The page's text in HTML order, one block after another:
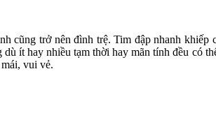
cũng trở nên đình trệ. Tim đập nhanh
ít hay nhiều tạm thời hay mãn tính đều
vui vẻ.